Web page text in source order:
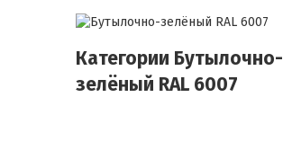
Категории Бутылочно-
зелёный RAL 6007